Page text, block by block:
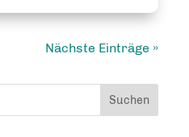
Nächste Einträge »